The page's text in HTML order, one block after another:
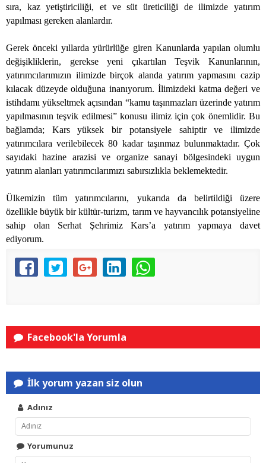
sıra, kaz yetiştiriciliği, et ve süt üreticiliği de ilimizde yatırım
yapılması gereken alanlardır.
Gerek önceki yıllarda yürürlüğe giren Kanunlarda yapılan olumlu
değişikliklerin, gerekse yeni çıkartılan Teşvik Kanunlarının,
yatırımcılarımızın ilimizde birçok alanda yatırım yapmasını cazip
kılacak düzeyde olduğuna inanıyorum. İlimizdeki katma değeri ve
istihdamı yükseltmek açısından “kamu taşınmazları üzerinde yatırım
yapılmasının teşvik edilmesi” konusu ilimiz için çok önemlidir. Bu
bağlamda; Kars yüksek bir potansiyele sahiptir ve ilimizde
yatırımcılara verilebilecek 80 kadar taşınmaz bulunmaktadır. Çok
sayıdaki hazine arazisi ve organize sanayi bölgesindeki uygun
yatırım alanları yatırımcılarımızı sabırsızlıkla beklemektedir.
Ülkemizin tüm yatırımcılarını, yukarıda da belirtildiği üzere
özellikle büyük bir kültür-turizm, tarım ve hayvancılık potansiyeline
sahip olan Serhat Şehrimiz Kars’a yatırım yapmaya davet
ediyorum.
Facebook'la Yorumla
İlk yorum yazan siz olun
Adınız
Yorumunuz